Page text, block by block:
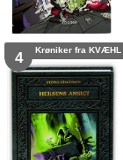
4 Krøniker fra KVÆHL